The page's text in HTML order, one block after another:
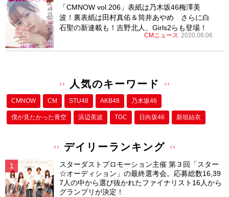
「CMNOW vol.206」表紙は乃木坂46梅澤美
波！裏表紙は田村真佑＆筒井あやめ さらに白
石聖の新連載も！吉野北人、Girls2らも登場！
CMニュース 2020.08.06
人気のキーワード
CMNOW CM STU48 AKB48 乃木坂46
僕が⾒たかった⻘空 浜辺美波 TGC 日向坂46 新垣結衣
デイリーランキング
スターダストプロモーション主催 第３回「スター
☆オーディション」の最終選考会。応募総数16,39
7人の中から選び抜かれたファイナリスト16人から
グランプリが決定！